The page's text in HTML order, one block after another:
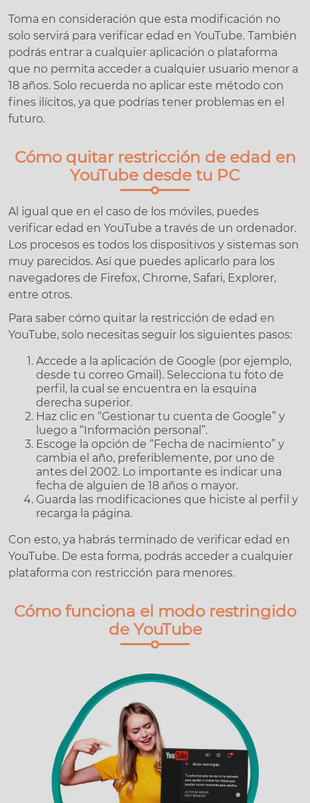
Toma en consideración que esta modificación no
solo servirá para verificar edad en YouTube. También
podrás entrar a cualquier aplicación o plataforma
que no permita acceder a cualquier usuario menor a
18 años. Solo recuerda no aplicar este método con
fines ilícitos, ya que podrías tener problemas en el
futuro.
Cómo quitar restricción de edad en
YouTube desde tu PC
Al igual que en el caso de los móviles, puedes
verificar edad en YouTube a través de un ordenador.
Los procesos es todos los dispositivos y sistemas son
muy parecidos. Así que puedes aplicarlo para los
navegadores de Firefox, Chrome, Safari, Explorer,
entre otros.
Para saber cómo quitar la restricción de edad en
YouTube, solo necesitas seguir los siguientes pasos:
Accede a la aplicación de Google (por ejemplo,
desde tu correo Gmail). Selecciona tu foto de
perfil, la cual se encuentra en la esquina
derecha superior.
Haz clic en “Gestionar tu cuenta de Google” y
luego a “Información personal”.
Escoge la opción de “Fecha de nacimiento” y
cambia el año, preferiblemente, por uno de
antes del 2002. Lo importante es indicar una
fecha de alguien de 18 años o mayor.
Guarda las modificaciones que hiciste al perfil y
recarga la página.
Con esto, ya habrás terminado de verificar edad en
YouTube. De esta forma, podrás acceder a cualquier
plataforma con restricción para menores.
Cómo funciona el modo restringido
de YouTube